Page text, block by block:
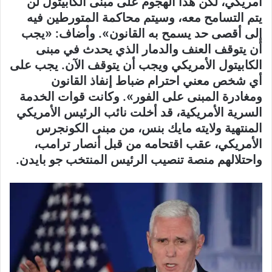
يتم التسامح معه، وسيتم محاكمة المتورطين فيه
إلى أقصى حد يسمح به القانون». وأضاف: «يجب
أن يتوقف العنف والدمار الذي يحدث في مبنى
الكابيتول الأمريكي ويجب أن يتوقف الآن. يجب على
أي شخص معني احترام ضباط إنفاذ القانون
ومغادرة المبنى على الفور». وكانت قوات الخدمة
السرية الأمريكية، قد أخلت نائب الرئيس الأمريكي
المنتهية ولايته مايك بنس، من مبنى الكونجرس
الأمريكي، عقب اقتحامه من قبل أنصار ترامب،
واحتلالهم منصة تنصيب الرئيس المنتخب جو بايدن.